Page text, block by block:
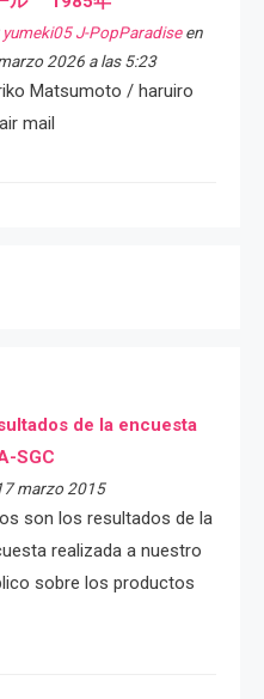
yumeki05 J-PopParadiseen
2026 a las 5:23
Matsumoto / haruiro
mail
de la encuesta
SGC
marzo 2015
son los resultados de la
realizada a nuestro
sobre los productos